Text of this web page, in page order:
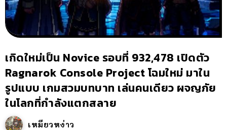
เกิดใหม่เป็น Novice รอบที่ 932,478 เปิดตัว
Ragnarok Console Project โฉมใหม่ มาใน
รูปแบบ เกมสวมบทบาท เล่นคนเดียว ผจญภัย
ในโลกที่กำลังแตกสลาย
เหมียวหง่าว